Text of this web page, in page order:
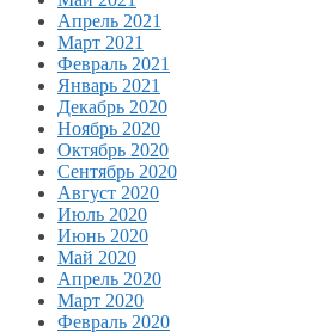
Апрель 2021
Март 2021
Февраль 2021
Январь 2021
Декабрь 2020
Ноябрь 2020
Октябрь 2020
Сентябрь 2020
Август 2020
Июль 2020
Июнь 2020
Май 2020
Апрель 2020
Март 2020
Февраль 2020